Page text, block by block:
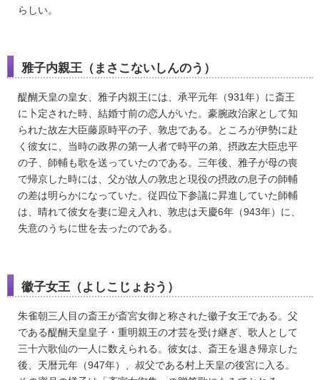
らしい。
雅子内親王（まさこないしんのう）
醍醐天皇の皇女、雅子内親王には、承平元年（931年）に斎王
に卜定された時、結婚寸前の恋人がいた。豪腕政治家として知
られた故左大臣藤原時平の子、敦忠である。ところが伊勢に赴
く彼女に、当時の政界の第一人者で時平の弟、摂政左大臣忠平
の子、師輔も歌を送っていたのである。三年後、雅子が母の喪
で帰京した時には、父が故人の敦忠と現役の摂政の息子の師輔
の差は明らかになっていた。従四位下参議に昇進していた師輔
は、晴れて彼女を妻に迎え入れ、敦忠は天慶6年（943年）に、
失意のうちに世を去ったのである。
徽子女王（よしこじょおう）
朱雀朝三人目の斎王が斎宮女御と称された徽子女王である。父
である醍醐天皇皇子・重明親王の才芸を受け継ぎ、歌人として
三十六歌仙の一人に数えられる。彼女は、斎王を退き帰京した
後、天暦元年（947年）、叔父である村上天皇の後宮に入る。